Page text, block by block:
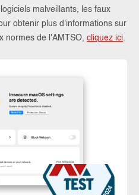
malveillants, les faux
obtenir plus d'informations sur
normes de l'AMTSO, cliquez ici.